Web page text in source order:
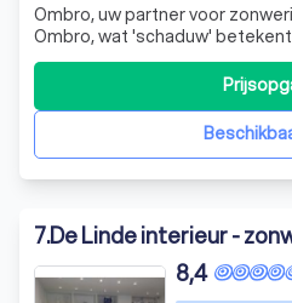
Ombro, uw partner voor
Ombro, wat 'schaduw'
naam weerspiegelt onze
zon, precies zoals u dat wilt.
Vandenbulckes, begon 60 jaar
glasinstallatiebedrijf in Brugge.
7.De Linde interieur -
8,4